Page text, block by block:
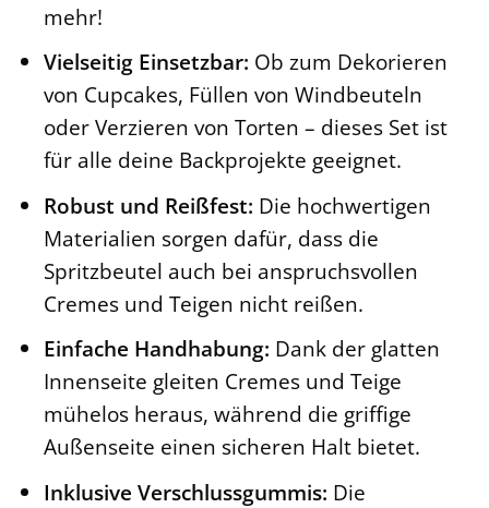
mehr!
Vielseitig Einsetzbar: Ob zum Dekorieren
von Cupcakes, Füllen von Windbeuteln
oder Verzieren von Torten – dieses Set ist
für alle deine Backprojekte geeignet.
Robust und Reißfest: Die hochwertigen
Materialien sorgen dafür, dass die
Spritzbeutel auch bei anspruchsvollen
Cremes und Teigen nicht reißen.
Einfache Handhabung: Dank der glatten
Innenseite gleiten Cremes und Teige
mühelos heraus, während die griffige
Außenseite einen sicheren Halt bietet.
Inklusive Verschlussgummis: Die